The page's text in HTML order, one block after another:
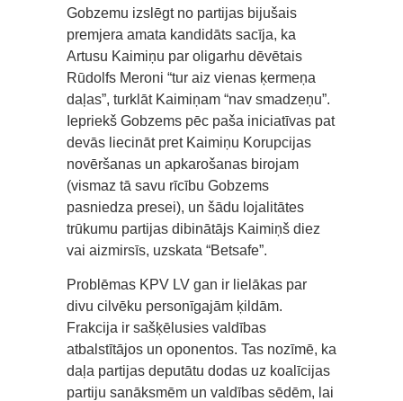
Gobzemu izslēgt no partijas bijušais
premjera amata kandidāts sacīja, ka
Artusu Kaimiņu par oligarhu dēvētais
Rūdolfs Meroni “tur aiz vienas ķermeņa
daļas”, turklāt Kaimiņam “nav smadzeņu”.
Iepriekš Gobzems pēc paša iniciatīvas pat
devās liecināt pret Kaimiņu Korupcijas
novēršanas un apkarošanas birojam
(vismaz tā savu rīcību Gobzems
pasniedza presei), un šādu lojalitātes
trūkumu partijas dibinātājs Kaimiņš diez
vai aizmirsīs, uzskata “Betsafe”.
Problēmas KPV LV gan ir lielākas par
divu cilvēku personīgajām ķildām.
Frakcija ir sašķēlusies valdības
atbalstītājos un oponentos. Tas nozīmē, ka
daļa partijas deputātu dodas uz koalīcijas
partiju sanāksmēm un valdības sēdēm, lai